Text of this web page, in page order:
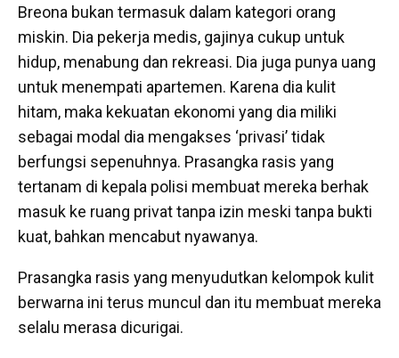
Breona bukan termasuk dalam kategori orang
miskin. Dia pekerja medis, gajinya cukup untuk
hidup, menabung dan rekreasi. Dia juga punya uang
untuk menempati apartemen. Karena dia kulit
hitam, maka kekuatan ekonomi yang dia miliki
sebagai modal dia mengakses ‘privasi’ tidak
berfungsi sepenuhnya. Prasangka rasis yang
tertanam di kepala polisi membuat mereka berhak
masuk ke ruang privat tanpa izin meski tanpa bukti
kuat, bahkan mencabut nyawanya.
Prasangka rasis yang menyudutkan kelompok kulit
berwarna ini terus muncul dan itu membuat mereka
selalu merasa dicurigai.